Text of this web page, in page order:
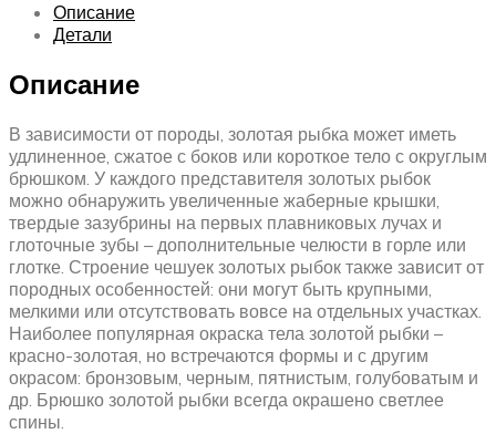
Описание
Детали
Описание
В зависимости от породы, золотая рыбка может иметь
удлиненное, сжатое с боков или короткое тело с округлым
брюшком. У каждого представителя золотых рыбок
можно обнаружить увеличенные жаберные крышки,
твердые зазубрины на первых плавниковых лучах и
глоточные зубы – дополнительные челюсти в горле или
глотке. Строение чешуек золотых рыбок также зависит от
породных особенностей: они могут быть крупными,
мелкими или отсутствовать вовсе на отдельных участках.
Наиболее популярная окраска тела золотой рыбки –
красно-золотая, но встречаются формы и с другим
окрасом: бронзовым, черным, пятнистым, голубоватым и
др. Брюшко золотой рыбки всегда окрашено светлее
спины.